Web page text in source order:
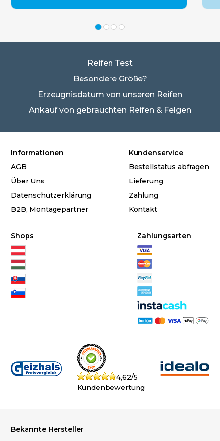
Reifen Test
Besondere Größe?
Erzeugnisdatum von unseren Reifen
Ankauf von gebrauchten Reifen & Felgen
Informationen
AGB
Über Uns
Datenschutzerklärung
B2B, Montagepartner
Kundenservice
Bestellstatus abfragen
Lieferung
Zahlung
Kontakt
Shops Zahlungsarten
4,62/5
Kundenbewertung
Bekannte Hersteller